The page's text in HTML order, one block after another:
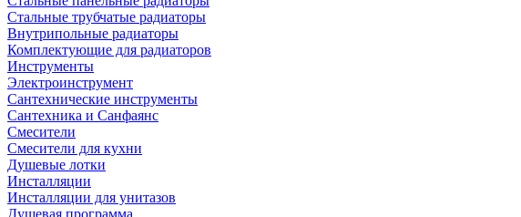
Стальные трубчатые радиаторы
Внутрипольные радиаторы
Комплектующие для радиаторов
Инструменты
Электроинструмент
Сантехнические инструменты
Сантехника и Санфаянс
Смесители
Смесители для кухни
Душевые лотки
Инсталляции
Инсталляции для унитазов
Душевая программа